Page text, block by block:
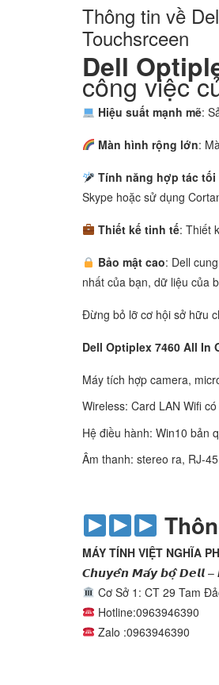
Thông tin về
Touchsrceen
Dell
công việc
Hiệu suất mạnh mẽ:
Màn hình rộng lớn:
Tính năng hợp tác tối
Skype hoặc sử dụng
Thiết kế tinh tế: Thiết
Bảo mật cao: Dell
nhất của bạn, dữ liệu của
Đừng bỏ lỡ cơ hội sở hữu
Dell Optiplex 7460 All In
Máy tích hợp camera,
Wireless: Card LAN Wifi
Hệ điều hành: Win10 bản
Âm thanh: stereo ra, RJ-
MÁY TÍNH VIỆT NGHĨA
𝘾𝙝𝙪𝙮𝙚̂𝙣 𝙈𝙖́𝙮 𝙗𝙤̣̂ 𝘿𝙚𝙡𝙡
Cơ Sở 1: CT 29 Tam
Hotline:0963946390
Zalo :0963946390